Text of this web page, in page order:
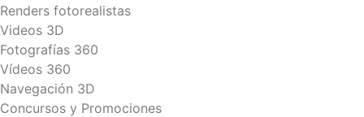
Renders fotorealistas
Videos 3D
Fotografías 360
Vídeos 360
Navegación 3D
Concursos y Promociones